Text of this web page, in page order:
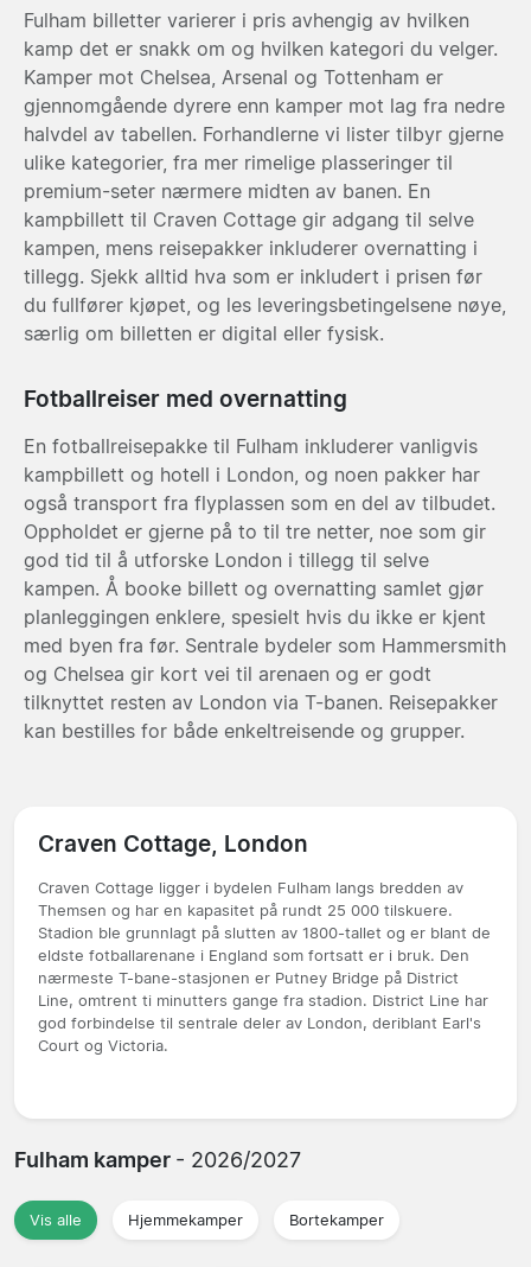
Fulham billetter varierer i pris avhengig av hvilken
kamp det er snakk om og hvilken kategori du velger.
Kamper mot Chelsea, Arsenal og Tottenham er
gjennomgående dyrere enn kamper mot lag fra nedre
halvdel av tabellen. Forhandlerne vi lister tilbyr gjerne
ulike kategorier, fra mer rimelige plasseringer til
premium-seter nærmere midten av banen. En
kampbillett til Craven Cottage gir adgang til selve
kampen, mens reisepakker inkluderer overnatting i
tillegg. Sjekk alltid hva som er inkludert i prisen før
du fullfører kjøpet, og les leveringsbetingelsene nøye,
særlig om billetten er digital eller fysisk.
Fotballreiser med overnatting
En fotballreisepakke til Fulham inkluderer vanligvis
kampbillett og hotell i London, og noen pakker har
også transport fra flyplassen som en del av tilbudet.
Oppholdet er gjerne på to til tre netter, noe som gir
god tid til å utforske London i tillegg til selve
kampen. Å booke billett og overnatting samlet gjør
planleggingen enklere, spesielt hvis du ikke er kjent
med byen fra før. Sentrale bydeler som Hammersmith
og Chelsea gir kort vei til arenaen og er godt
tilknyttet resten av London via T-banen. Reisepakker
kan bestilles for både enkeltreisende og grupper.
Craven Cottage, London
Craven Cottage ligger i bydelen Fulham langs bredden av
Themsen og har en kapasitet på rundt 25 000 tilskuere.
Stadion ble grunnlagt på slutten av 1800-tallet og er blant de
eldste fotballarenane i England som fortsatt er i bruk. Den
nærmeste T-bane-stasjonen er Putney Bridge på District
Line, omtrent ti minutters gange fra stadion. District Line har
god forbindelse til sentrale deler av London, deriblant Earl's
Court og Victoria.
Fulham kamper - 2026/2027
Vis alle Hjemmekamper Bortekamper